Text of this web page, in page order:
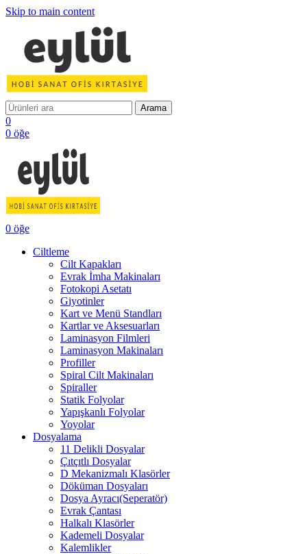
Skip to main content
Arama
0
0 öğe
0 öğe
Ciltleme
Cilt Kapakları
Evrak İmha Makinaları
Fotokopi Asetatı
Giyotinler
Kart ve Menü Standları
Kartlar ve Aksesuarları
Laminasyon Filmleri
Laminasyon Makinaları
Profiller
Spiral Cilt Makinaları
Spiraller
Statik Folyolar
Yapışkanlı Folyolar
Yoyolar
Dosyalama
11 Delikli Dosyalar
Çıtçıtlı Dosyalar
D Mekanizmalı Klasörler
Döküman Dosyaları
Dosya Ayracı(Seperatör)
Evrak Çantası
Halkalı Klasörler
Kademeli Dosyalar
Kalemlikler